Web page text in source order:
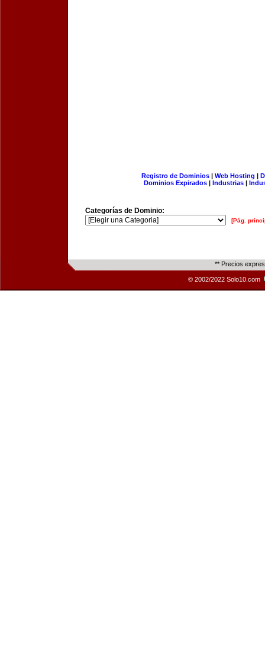
Registro de Dominios| Web Hosting |
Dominios Expirados | Industrias |
Categorías de Dominio:
[Pág.
** Precios
© 2002/2022 Solo10.com